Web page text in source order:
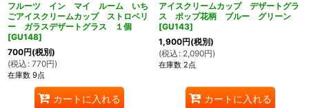
フルーツ イン マイ ルーム いち
ごアイスクリームカップ ストロベリ
ー ガラスデザートグラス １個
[GU148]
700円(税別)
(税込 : 770円)
在庫数 9点
カートに入れる
アイスクリームカップ デザートグラ
ス ポップ花柄 ブルー グリーン
[GU143]
1,900円(税別)
(税込 : 2,090円)
在庫数 2点
カートに入れる